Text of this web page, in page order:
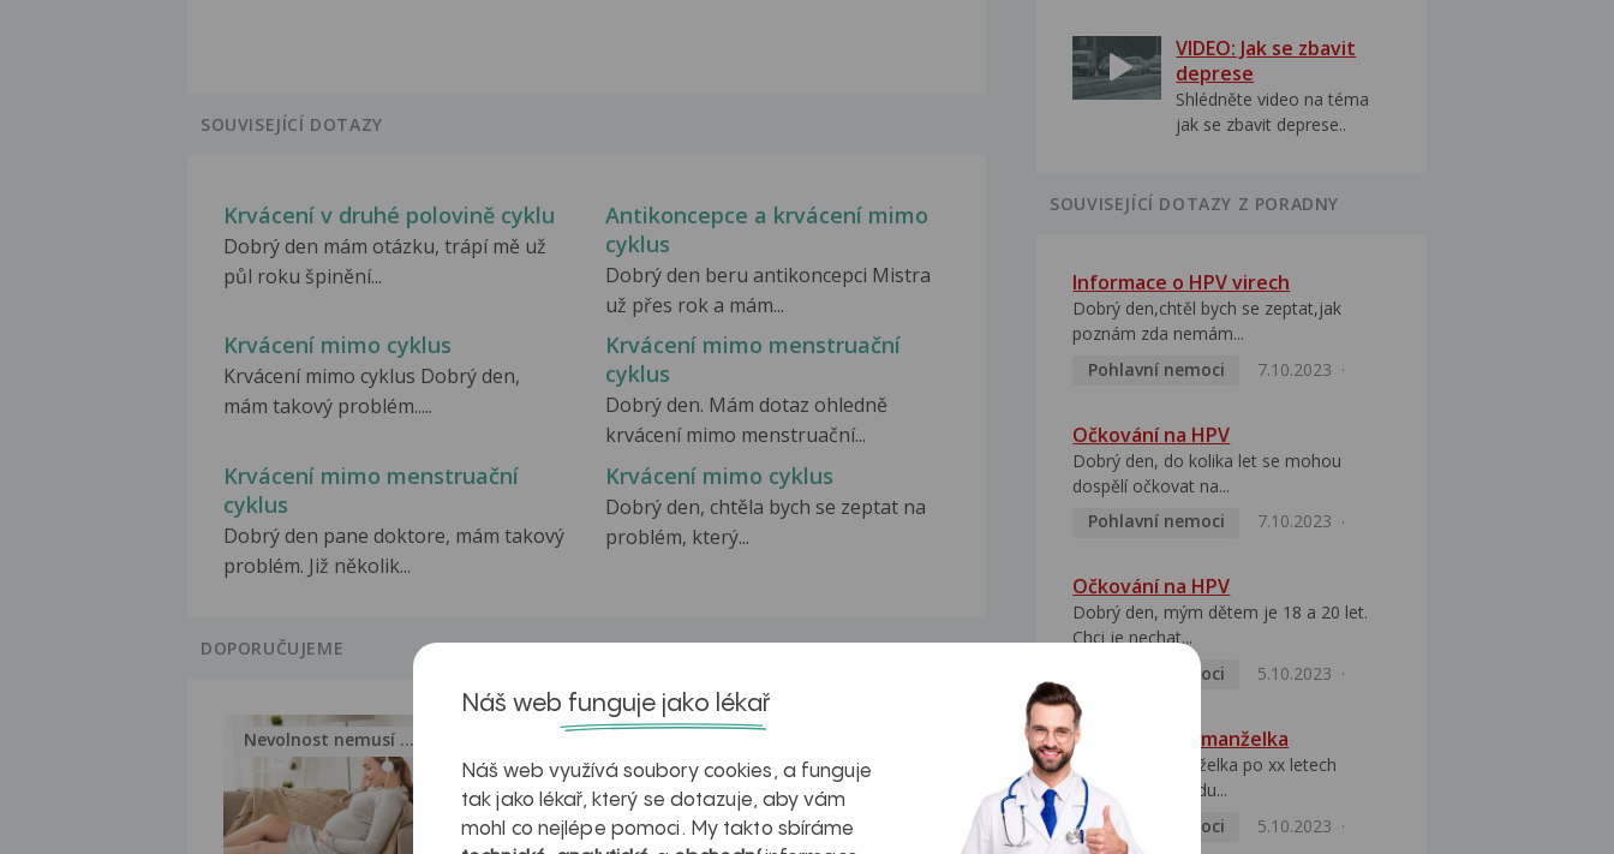
SOUVISEJÍCÍ DOTAZY
Krvácení v druhé polovině cyklu
Dobrý den mám otázku, trápí mě už
půl roku špinění...
Antikoncepce a krvácení mimo
cyklus
Dobrý den beru antikoncepci Mistra
už přes rok a mám...
Krvácení mimo cyklus
Krvácení mimo cyklus Dobrý den,
mám takový problém.....
Krvácení mimo menstruační
cyklus
Dobrý den. Mám dotaz ohledně
krvácení mimo menstruační...
Krvácení mimo menstruační
cyklus
Dobrý den pane doktore, mám takový
problém. Již několik...
Krvácení mimo cyklus
Dobrý den, chtěla bych se zeptat na
problém, který...
DOPORUČUJEME
Nevolnost nemusí být nutnou...
VIDEO: Jak se zbavit
deprese
Shlédněte video na téma
jak se zbavit deprese..
SOUVISEJÍCÍ DOTAZY Z PORADNY
Informace o HPV virech
Dobrý den,chtěl bych se zeptat,jak
poznám zda nemám...
Pohlavní nemoci
7.10.2023
Očkování na HPV
Dobrý den, do kolika let se mohou
dospělí očkovat na...
Pohlavní nemoci
7.10.2023
Očkování na HPV
Dobrý den, mým dětem je 18 a 20 let.
Chci je nechat...
Pohlavní nemoci
5.10.2023
HPV pozitivní manželka
Dobrý den, manželka po xx letech
přivezla z Východu...
Pohlavní nemoci
5.10.2023
Náš web funguje jako lékař
Náš web využívá soubory cookies, a funguje
tak jako lékař, který se dotazuje, aby vám
mohl co nejlépe pomoci. My takto sbíráme